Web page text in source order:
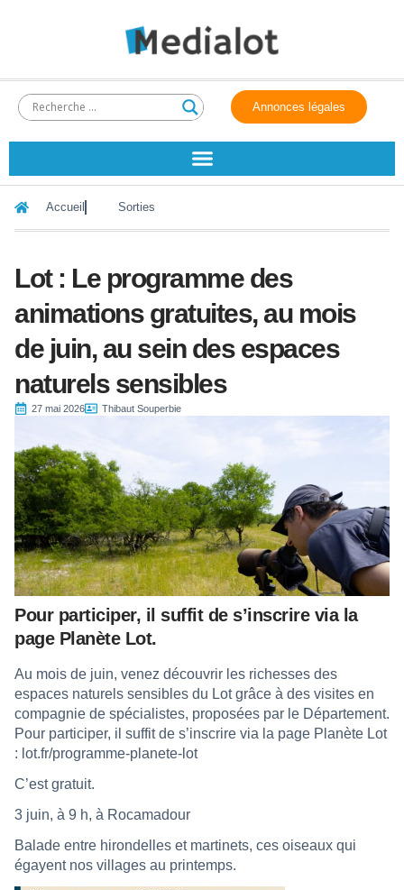
Annonces légales
Accueil Sorties
Lot : Le programme des
animations gratuites, au mois
de juin, au sein des espaces
naturels sensibles
27 mai 2026 Thibaut Souperbie
Pour participer, il suffit de s’inscrire via la
page Planète Lot.
Au mois de juin, venez découvrir les richesses des
espaces naturels sensibles du Lot grâce à des visites en
compagnie de spécialistes, proposées par le Département.
Pour participer, il suffit de s’inscrire via la page Planète Lot
: lot.fr/programme-planete-lot
C’est gratuit.
3 juin, à 9 h, à Rocamadour
Balade entre hirondelles et martinets, ces oiseaux qui
égayent nos villages au printemps.